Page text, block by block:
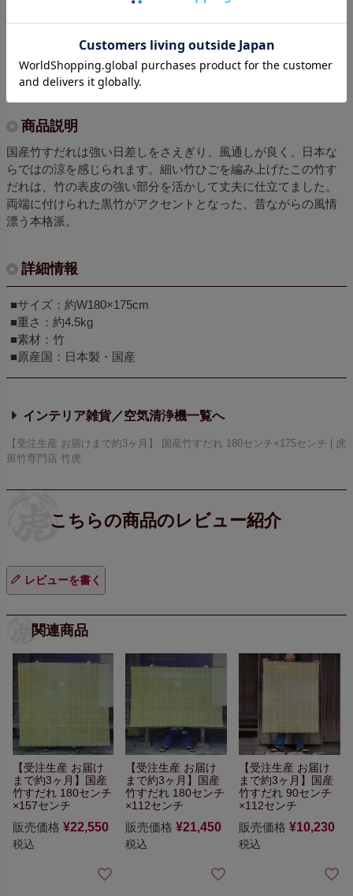
Pin it
商品説明
国産竹すだれは強い日差しをさえぎり、風通しが良く、日本な
らではの涼を感じられます。細い竹ひごを編み上げたこの竹す
だれは、竹の表皮の強い部分を活かして丈夫に仕立てました。
両端に付けられた黒竹がアクセントとなった、昔ながらの風情
漂う本格派。
詳細情報
■サイズ：約W180×175cm
■重さ：約4.5kg
■素材：竹
■原産国：日本製・国産
インテリア雑貨／空気清浄機
【受注生産 お届けまで約3ヶ月】 国産竹すだれ 180センチ×175センチ | 虎
斑竹専門店 竹虎
レビューを書く
関連商品
【受注生産 お届け
まで約3ヶ月】
国産
竹すだれ 180センチ
×157センチ
販売価格 ¥22,550
税込
【受注生産 お届け
まで約3ヶ月】 国産
竹すだれ 180センチ
×112センチ
販売価格 ¥21,450
税込
【受注生産 お届け
まで約3ヶ月】 国産
竹すだれ 90センチ
×112センチ
販売価格 ¥10,230
税込